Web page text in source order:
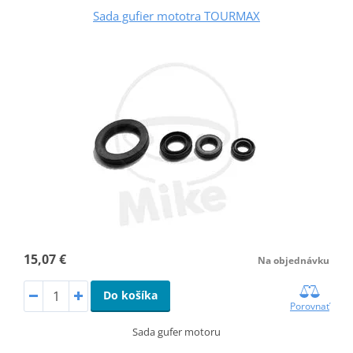
Sada gufier mototra TOURMAX
15,07 € Na objednávku
Do košíka
Porovnať
Sada gufer motoru